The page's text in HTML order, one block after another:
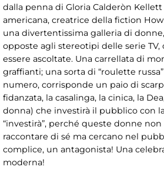
dalla penna di Gloria Calderòn
americana, creatrice della fiction
una divertentissima galleria di
opposte agli stereotipi delle serie
essere ascoltate. Una carrellata di
graffianti; una sorta di “roulette
numero, corrisponde un paio di
fidanzata, la casalinga, la cinica, la
donna) che investirà il pubblico con
“investirà”, perché queste donne
raccontare di sé ma cercano nel
complice, un antagonista! Una
moderna!